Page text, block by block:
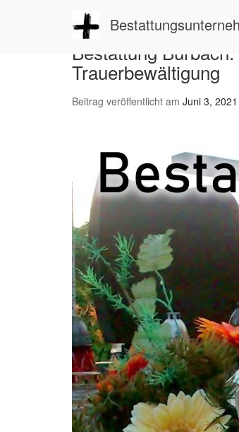
Bestattung
Trauerbewältigung
Beitrag veröffentlicht am Juni 3, 2021